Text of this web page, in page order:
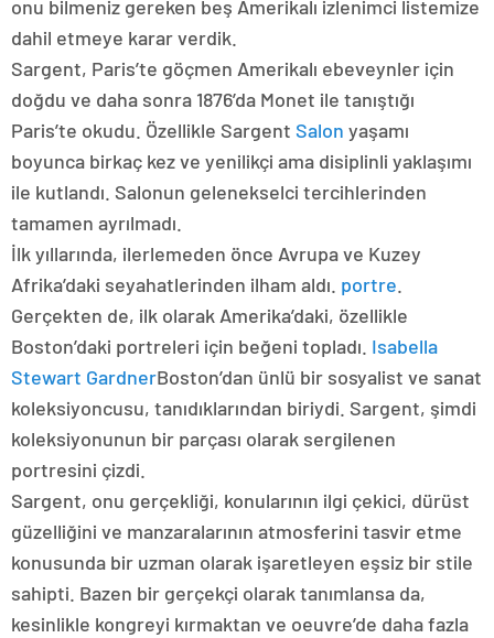
onu bilmeniz gereken beş Amerikalı izlenimci listemize
dahil etmeye karar verdik.
Sargent, Paris’te göçmen Amerikalı ebeveynler için
doğdu ve daha sonra 1876’da Monet ile tanıştığı
Paris’te okudu. Özellikle Sargent Salon yaşamı
boyunca birkaç kez ve yenilikçi ama disiplinli yaklaşımı
ile kutlandı. Salonun gelenekselci tercihlerinden
tamamen ayrılmadı.
İlk yıllarında, ilerlemeden önce Avrupa ve Kuzey
Afrika’daki seyahatlerinden ilham aldı. portre
Gerçekten de, ilk olarak Amerika’daki, özellikle
Boston’daki portreleri için beğeni topladı. Isabella
Stewart GardnerBoston’dan ünlü bir sosyalist ve sanat
koleksiyoncusu, tanıdıklarından biriydi. Sargent, şimdi
koleksiyonunun bir parçası olarak sergilenen
portresini çizdi.
Sargent, onu gerçekliği, konularının ilgi çekici, dürüst
güzelliğini ve manzaralarının atmosferini tasvir etme
konusunda bir uzman olarak işaretleyen eşsiz bir stile
sahipti. Bazen bir gerçekçi olarak tanımlansa da,
kesinlikle kongreyi kırmaktan ve oeuvre’de daha fazla